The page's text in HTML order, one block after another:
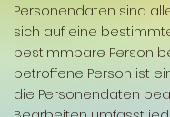
Personendaten sind
sich auf eine
bestimmbare Person
betroffene Person ist
die Personendaten